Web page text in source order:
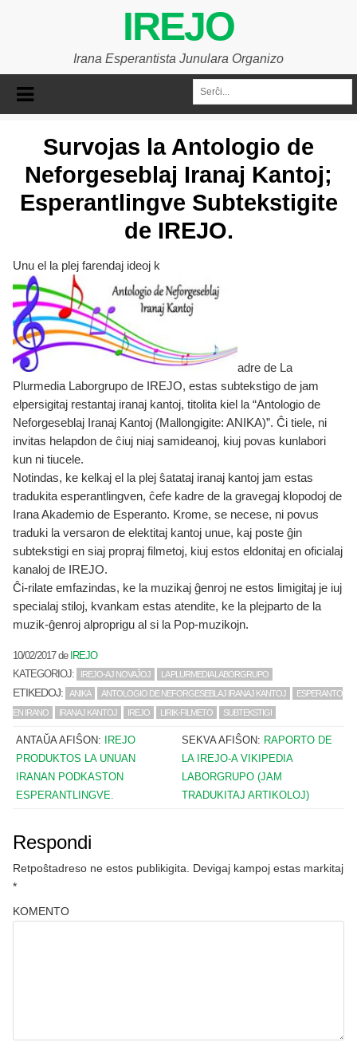
IREJO
Irana Esperantista Junulara Organizo
Survojas la Antologio de
Neforgeseblaj Iranaj Kantoj;
Esperantlingve Subtekstigite
de IREJO.
Unu el la plej farendaj ideoj k
adre de La
Plurmedia Laborgrupo de IREJO, estas subtekstigo de jam
elpersigitaj restantaj iranaj kantoj, titolita kiel la “Antologio de
Neforgeseblaj Iranaj Kantoj (Mallongigite: ANIKA)”. Ĉi tiele, ni
invitas helapdon de ĉiuj niaj samideanoj, kiuj povas kunlabori
kun ni tiucele.
Notindas, ke kelkaj el la plej ŝatataj iranaj kantoj jam estas
tradukita esperantlingven, ĉefe kadre de la gravegaj klopodoj de
Irana Akademio de Esperanto. Krome, se necese, ni povus
traduki la versaron de elektitaj kantoj unue, kaj poste ĝin
subtekstigi en siaj propraj filmetoj, kiuj estos eldonitaj en oficialaj
kanaloj de IREJO.
Ĉi-rilate emfazindas, ke la muzikaj ĝenroj ne estos limigitaj je iuj
specialaj stiloj, kvankam estas atendite, ke la plejparto de la
muzik-ĝenroj alproprigu al si la Pop-muzikojn.
10/02/2017de IREJO
KATEGORIOJ:
IREJO-AJ NOVAĴOJ LA PLURMEDIA LABORGRUPO
ETIKEDOJ: ANIKA ANTOLOGIO DE NEFORGESEBLAJ IRANAJ KANTOJ
ESPERANTO
EN IRANO
IRANAJ KANTOJ IREJO LIRIK-FILMETO SUBTEKSTIGI
ANTAŬA AFIŜON:
IREJO
PRODUKTOS LA UNUAN
IRANAN PODKASTON
ESPERANTLINGVE.
SEKVA AFIŜON: RAPORTO DE
LA IREJO-A VIKIPEDIA
LABORGRUPO (JAM
TRADUKITAJ ARTIKOLOJ)
Respondi
Retpoŝtadreso ne estos publikigita.
Devigaj kampoj estas markitaj
*
KOMENTO